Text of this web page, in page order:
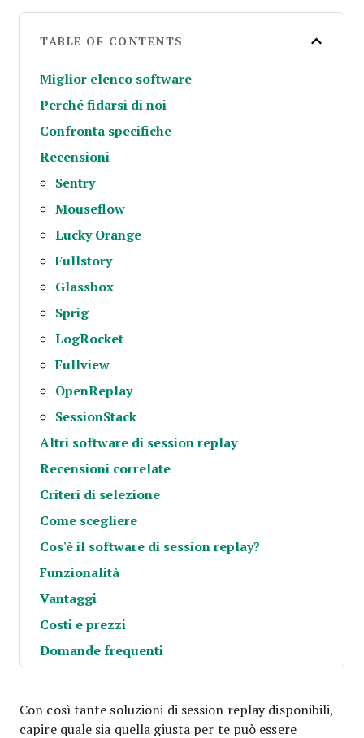
TABLE OF CONTENTS
Miglior elenco software
Perché fidarsi di noi
Confronta specifiche
Recensioni
Sentry
Mouseflow
Lucky Orange
Fullstory
Glassbox
Sprig
LogRocket
Fullview
OpenReplay
SessionStack
Altri software di session replay
Recensioni correlate
Criteri di selezione
Come scegliere
Cos'è il software di session replay?
Funzionalità
Vantaggi
Costi e prezzi
Domande frequenti
Con così tante soluzioni di session replay disponibili,
capire quale sia quella giusta per te può essere